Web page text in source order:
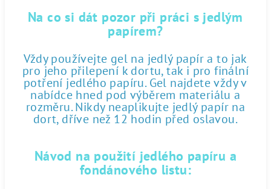
Na co si dát pozor při práci s jedlým
papírem?
Vždy používejte gel na jedlý papír a to jak
pro jeho přilepení k dortu, tak i pro finální
potření jedlého papíru. Gel najdete vždy v
nabídce hned pod výběrem materiálu a
rozměru. Nikdy neaplikujte jedlý papír na
dort, dříve než 12 hodin před oslavou.
Návod na použití jedlého papíru a
fondánového listu: